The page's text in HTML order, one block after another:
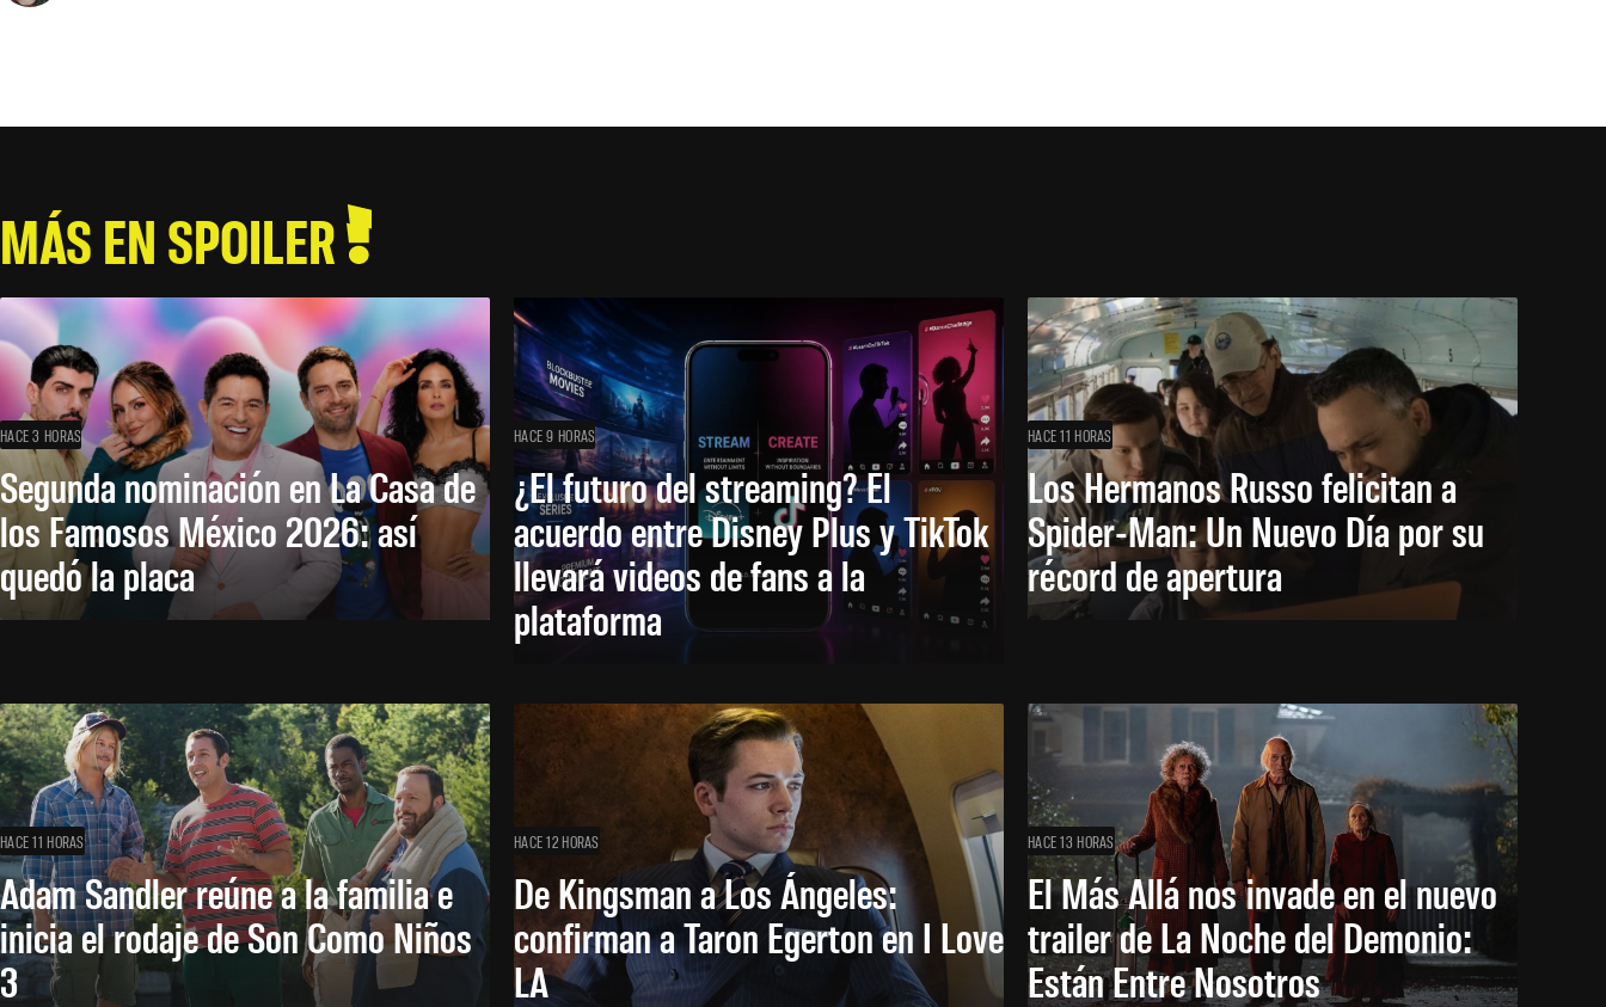
MÁS EN SPOILER
HACE 3 HORAS
Segunda nominación en La Casa de
los Famosos México 2026: así
quedó la placa
HACE 9 HORAS
¿El futuro del streaming? El
acuerdo entre Disney Plus y TikTok
llevará videos de fans a la
plataforma
HACE 11 HORAS
Los Hermanos Russo felicitan a
Spider-Man: Un Nuevo Día por su
récord de apertura
HACE 11 HORAS
Adam Sandler reúne a la familia e
inicia el rodaje de Son Como Niños
3
HACE 12 HORAS
De Kingsman a Los Ángeles:
confirman a Taron Egerton en I Love
LA
HACE 13 HORAS
El Más Allá nos invade en el nuevo
trailer de La Noche del Demonio:
Están Entre Nosotros